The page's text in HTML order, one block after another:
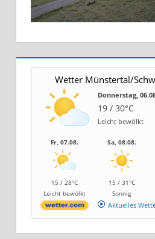
Wetter Münstertal/
Donnerstag,
19 / 30°C
Leicht bewölkt
Fr, 07.08.
15 / 28°C
Leicht bewölkt
Sa, 08.08.
15 / 31°C
Sonnig
Aktuelles